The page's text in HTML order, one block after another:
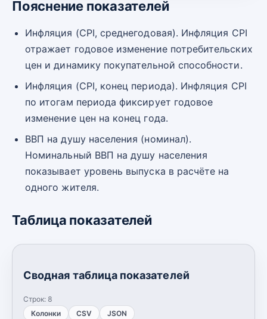
Пояснение показателей
Инфляция (CPI, среднегодовая). Инфляция CPI
отражает годовое изменение потребительских
цен и динамику покупательной способности.
Инфляция (CPI, конец периода). Инфляция CPI
по итогам периода фиксирует годовое
изменение цен на конец года.
ВВП на душу населения (номинал).
Номинальный ВВП на душу населения
показывает уровень выпуска в расчёте на
одного жителя.
Таблица показателей
Сводная таблица показателей
Строк: 8
Колонки
CSV JSON